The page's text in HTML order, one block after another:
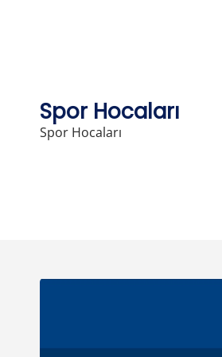
Spor Hocaları
Spor Hocaları